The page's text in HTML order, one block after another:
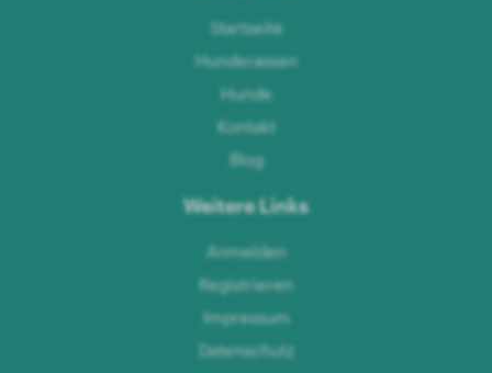
Startseite
Hunderassen
Hunde
Kontakt
Blog
Weitere Links
Anmelden
Registrieren
Impressum
Datenschutz